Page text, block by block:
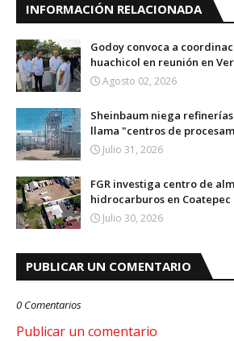
INFORMACIÓN RELACIONADA
Godoy convoca a
huachicol en reunión en
Agosto 02, 2026
Sheinbaum niega
llama "centros de
Julio 31, 2026
FGR investiga centro de
hidrocarburos en Coatepec
Julio 30, 2026
PUBLICAR UN COMENTARIO
0 Comentarios
Publicar un comentario